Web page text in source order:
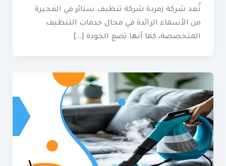
تُعد شركة زمردة شركة تنظيف ستائر في الفجيرة
من الأسماء الرائدة في مجال خدمات التنظيف
المتخصصة، كما أنها تضع الجودة […]